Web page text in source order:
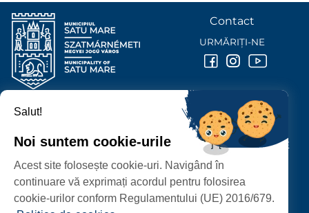
PROTECȚIA DATELOR PERSONALE
PRIMĂRIA MUNICIPIULUI
P-ȚA 25 OCTOMBRIE, NR. 1 CORP M, 440026 SATU MARE
Contact
URMĂRIȚI-NE
Salut!
Noi suntem cookie-urile
Acest site folosește cookie-uri. Navigând în
continuare vă exprimați acordul pentru folosirea
cookie-urilor conform Regulamentului (UE) 2016/679.